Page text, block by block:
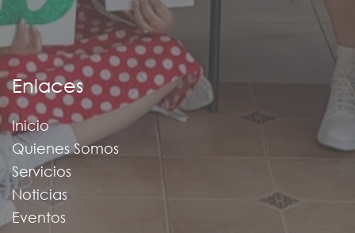
Enlaces
Inicio
Quienes Somos
Servicios
Noticias
Eventos